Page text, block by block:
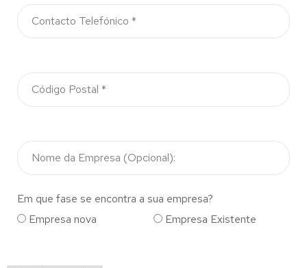
Em que fase se encontra a sua empresa?
Empresa nova
Empresa Existente